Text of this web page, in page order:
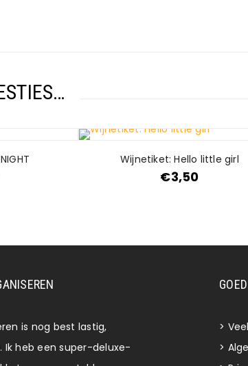
Wijnetiket: Hello little girl
€3,50
is nog best lastig,
Ik heb een super-deluxe-
>
>